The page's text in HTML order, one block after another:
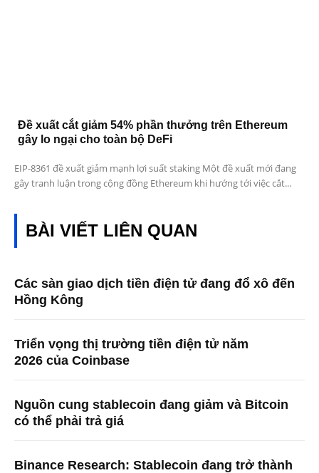
Đề xuất cắt giảm 54% phần thưởng trên Ethereum
gây lo ngại cho toàn bộ DeFi
EIP-8361 đề xuất giảm mạnh lợi suất staking Một đề xuất mới đang
gây tranh luận trong cộng đồng Ethereum khi hướng tới việc cắt...
BÀI VIẾT LIÊN QUAN
Các sàn giao dịch tiền điện tử đang đổ xô đến
Hồng Kông
Triển vọng thị trường tiền điện tử năm
2026 của Coinbase
Nguồn cung stablecoin đang giảm và Bitcoin
có thể phải trả giá
Binance Research: Stablecoin đang trở thành